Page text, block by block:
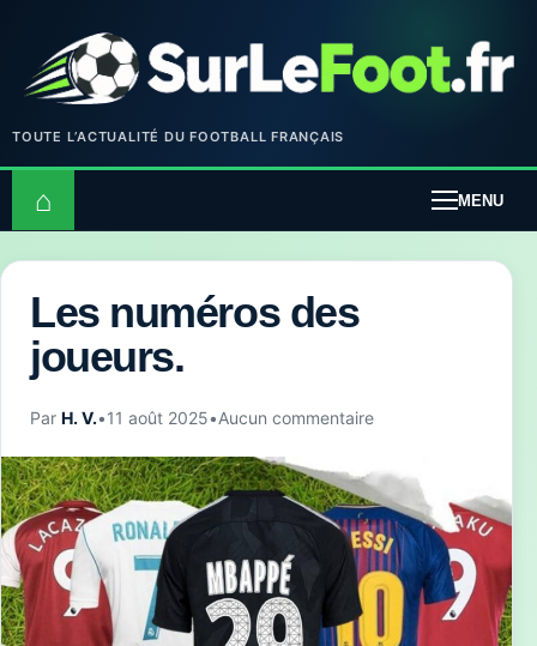
TOUTE L’ACTUALITÉ DU FOOTBALL FRANÇAIS
⌂ MENU
Les numéros des
joueurs.
Par H. V.•11 août 2025•Aucun commentaire